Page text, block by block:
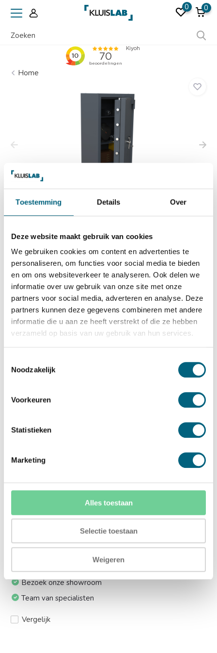
Toestemming Details Over
Deze website maakt gebruik van cookies
We gebruiken cookies om content en advertenties te
personaliseren, om functies voor social media te bieden
en om ons websiteverkeer te analyseren. Ook delen we
informatie over uw gebruik van onze site met onze
partners voor social media, adverteren en analyse. Deze
partners kunnen deze gegevens combineren met andere
informatie die u aan ze heeft verstrekt of die ze hebben
verzameld op basis van uw gebruik van hun services.
Noodzakelijk
Voorkeuren
Statistieken
Marketing
Alles toestaan
Selectie toestaan
Weigeren
0 0
Home
Salvus Massa 5 EL
Bekijk alles Inbraakwerende Kluis
13.325,-
Op voorraad: .
Bekijk de reviews
Zware kwalitatieve officieel ECB-S gecertificeerde
inbraakwerende kluis in de klasse 5 / grade V / CEN 5
electronisch codeslot....
Meerprijs installeren begane grond of op etage met
lift:
Ja (+€330,00)
Ik installeer de kluis graag zelf:
Ja, levering tot aan uw voordeur
Bezoek onze showroom
Team van specialisten
Vergelijk